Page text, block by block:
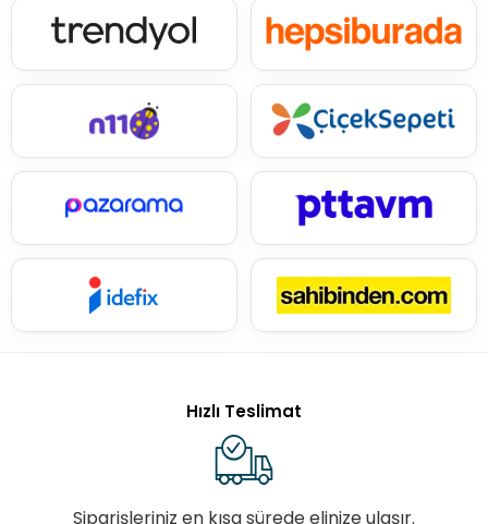
Hızlı Teslimat
Siparişleriniz en kısa sürede elinize ulaşır.